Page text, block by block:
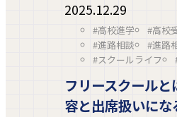
2025.12.29
#高校進学 #高校
#進路相談
#進路
#スクールライフ
フリースクール
容と出席扱いに